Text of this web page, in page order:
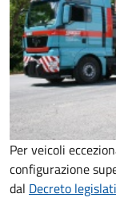
Per veicoli
configurazione
dal Decreto